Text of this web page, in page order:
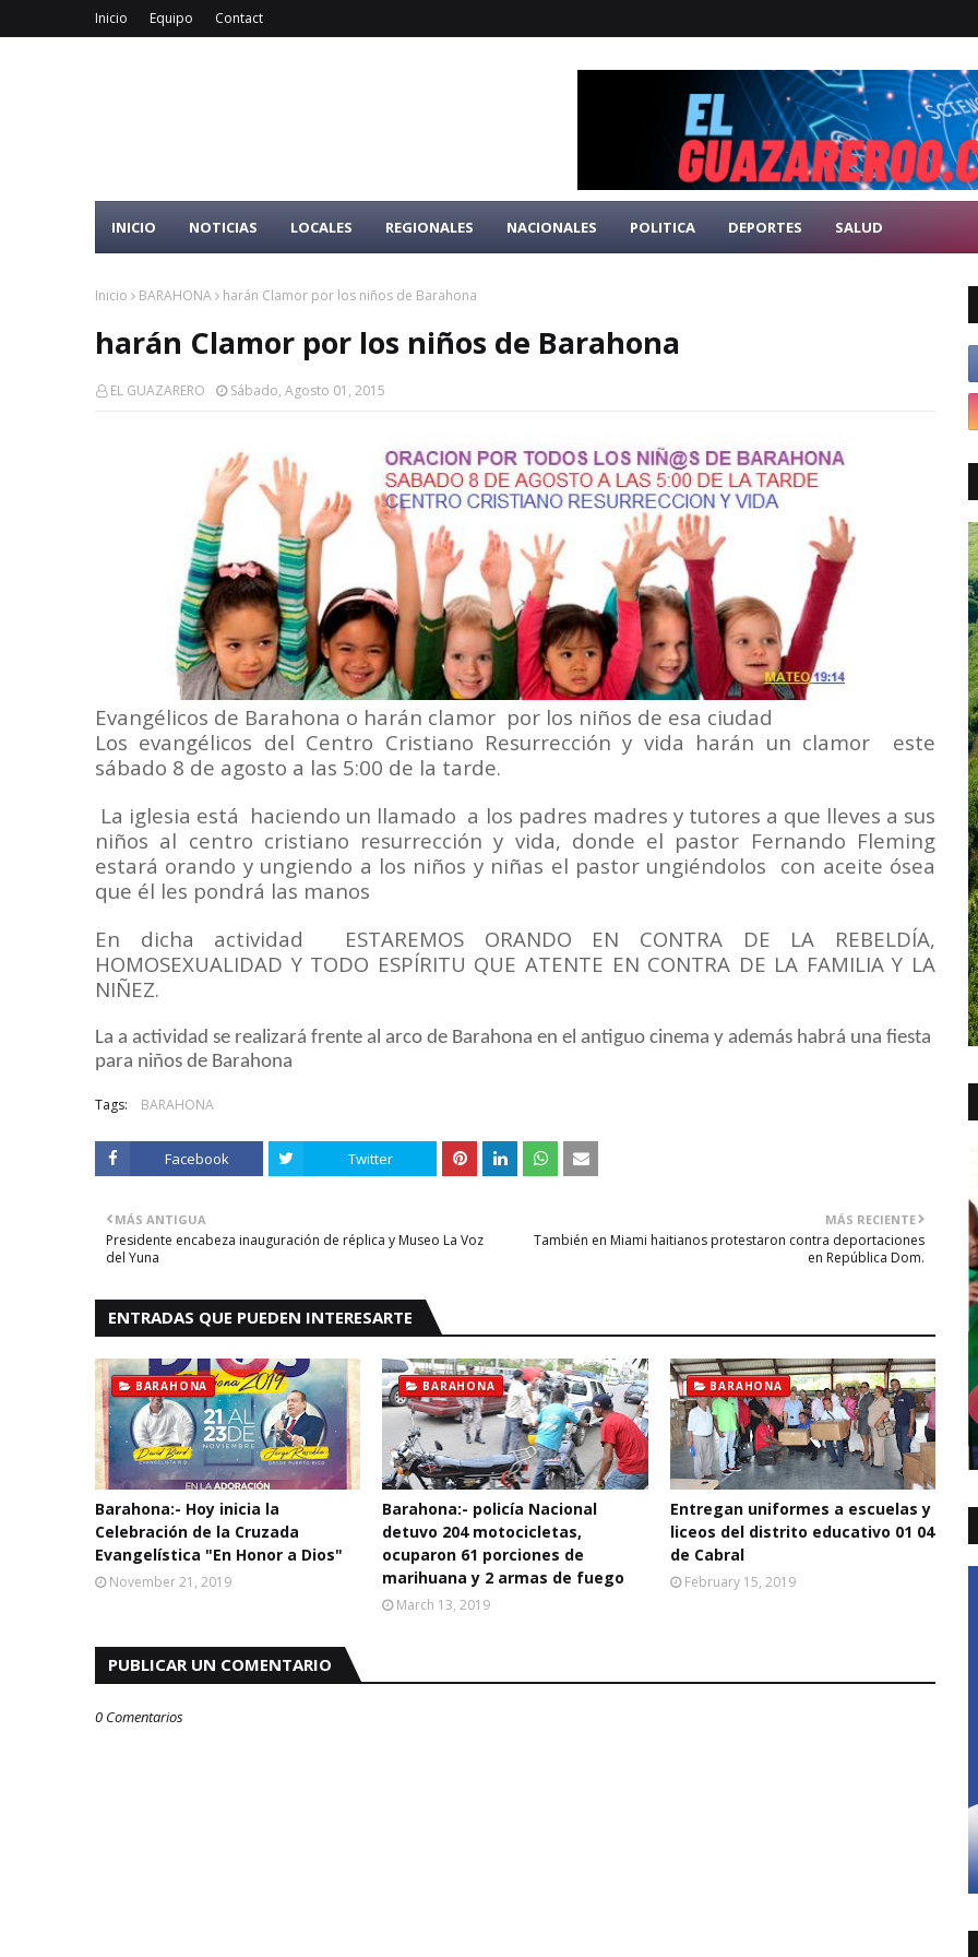
Inicio Equipo Contact
INICIO NOTICIAS LOCALES REGIONALES NACIONALES POLITICA DEPORTES SALUD
Inicio BARAHONA harán Clamor por los niños de Barahona
harán Clamor por los niños de Barahona
EL GUAZARERO Sábado, Agosto 01, 2015
Evangélicos de Barahona o harán clamor por los niños de esa ciudad
Los evangélicos del Centro Cristiano Resurrección y vida harán un clamor este
sábado 8 de agosto a las 5:00 de la tarde.
La iglesia está haciendo un llamado a los padres madres y tutores a que lleves a sus
niños al centro cristiano resurrección y vida, donde el pastor Fernando Fleming
estará orando y ungiendo a los niños y niñas el pastor ungiéndolos con aceite ósea
que él les pondrá las manos
En dicha actividad ESTAREMOS ORANDO EN CONTRA DE LA REBELDÍA,
HOMOSEXUALIDAD Y TODO ESPÍRITU QUE ATENTE EN CONTRA DE LA FAMILIA Y LA
NIÑEZ.
La a actividad se realizará frente al arco de Barahona en el antiguo cinema y además habrá una fiesta
para niños de Barahona
Tags: BARAHONA
Facebook Twitter
MÁS RECIENTE
También en Miami haitianos protestaron contra deportaciones
en República Dom.
MÁS ANTIGUA
Presidente encabeza inauguración de réplica y Museo La Voz
del Yuna
ENTRADAS QUE PUEDEN INTERESARTE
BARAHONA
Barahona:- Hoy inicia la
Celebración de la Cruzada
Evangelística "En Honor a Dios"
November 21, 2019
BARAHONA
Barahona:- policía Nacional
detuvo 204 motocicletas,
ocuparon 61 porciones de
marihuana y 2 armas de fuego
March 13, 2019
BARAHONA
Entregan uniformes a escuelas y
liceos del distrito educativo 01 04
de Cabral
February 15, 2019
PUBLICAR UN COMENTARIO
0 Comentarios